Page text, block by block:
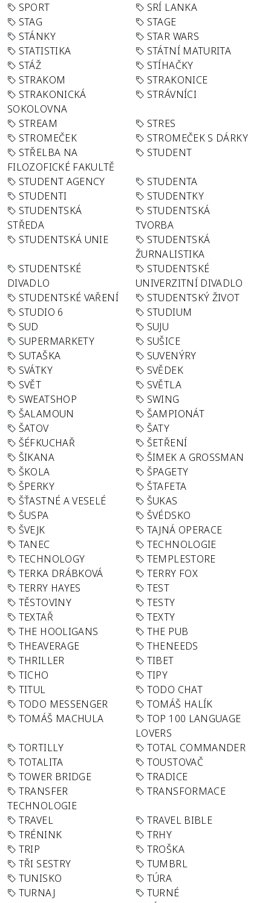
SPORT
SRÍ LANKA
STAG
STAGE
STÁNKY
STAR WARS
STATISTIKA
STÁTNÍ MATURITA
STÁŽ
STÍHAČKY
STRAKOM
STRAKONICE
STRAKONICKÁ
SOKOLOVNA
STRÁVNÍCI
STREAM
STRES
STROMEČEK
STROMEČEK S DÁRKY
STŘELBA NA
FILOZOFICKÉ FAKULTĚ
STUDENT
STUDENT AGENCY
STUDENTA
STUDENTI
STUDENTKY
STUDENTSKÁ
STŘEDA
STUDENTSKÁ
TVORBA
STUDENTSKÁ UNIE
STUDENTSKÁ
ŽURNALISTIKA
STUDENTSKÉ
DIVADLO
STUDENTSKÉ
UNIVERZITNÍ DIVADLO
STUDENTSKÉ VAŘENÍ
STUDENTSKÝ ŽIVOT
STUDIO 6
STUDIUM
SUD
SUJU
SUPERMARKETY
SUŠICE
SUTAŠKA
SUVENÝRY
SVÁTKY
SVĚDEK
SVĚT
SVĚTLA
SWEATSHOP
SWING
ŠALAMOUN
ŠAMPIONÁT
ŠATOV
ŠATY
ŠÉFKUCHAŘ
ŠETŘENÍ
ŠIKANA
ŠIMEK A GROSSMAN
ŠKOLA
ŠPAGETY
ŠPERKY
ŠTAFETA
ŠŤASTNÉ A VESELÉ
ŠUKAS
ŠUSPA
ŠVÉDSKO
ŠVEJK
TAJNÁ OPERACE
TANEC
TECHNOLOGIE
TECHNOLOGY
TEMPLESTORE
TERKA DRÁBKOVÁ
TERRY FOX
TERRY HAYES
TEST
TĚSTOVINY
TESTY
TEXTAŘ
TEXTY
THE HOOLIGANS
THE PUB
THEAVERAGE
THENEEDS
THRILLER
TIBET
TICHO
TIPY
TITUL
TODO CHAT
TODO MESSENGER
TOMÁŠ HALÍK
TOMÁŠ MACHULA
TOP 100 LANGUAGE
LOVERS
TORTILLY
TOTAL COMMANDER
TOTALITA
TOUSTOVAČ
TOWER BRIDGE
TRADICE
TRANSFER
TECHNOLOGIE
TRANSFORMACE
TRAVEL
TRAVEL BIBLE
TRÉNINK
TRHY
TRIP
TROŠKA
TŘI SESTRY
TUMBRL
TUNISKO
TÚRA
TURNAJ
TURNÉ